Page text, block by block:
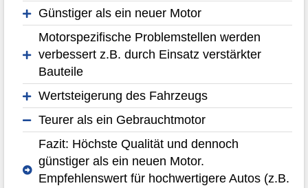
Günstiger als ein neuer Motor
Motorspezifische Problemstellen werden
verbessert z.B. durch Einsatz verstärkter
Bauteile
Wertsteigerung des Fahrzeugs
Teurer als ein Gebrauchtmotor
Fazit: Höchste Qualität und dennoch
günstiger als ein neuen Motor.
Empfehlenswert für hochwertigere Autos (z.B.